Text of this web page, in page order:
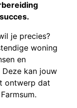
je precies?
woning
en
kan jouw
ontwerp dat